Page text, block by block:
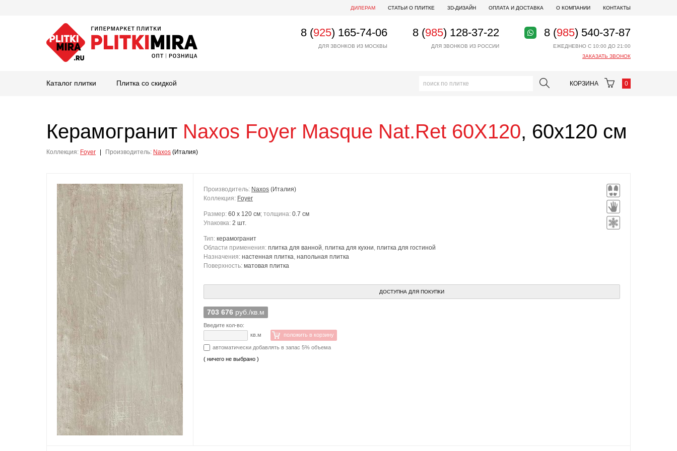
ДИЛЕРАМ СТАТЬИ О ПЛИТКЕ 3D-ДИЗАЙН ОПЛАТА И ДОСТАВКА О КОМПАНИИ КОНТАКТЫ
8 (925) 165-74-06
ДЛЯ ЗВОНКОВ ИЗ МОСКВЫ
8 (985) 128-37-22
ДЛЯ ЗВОНКОВ ИЗ РОССИИ
8 (985) 540-37-87
ЕЖЕДНЕВНО С 10:00 ДО 21:00
ЗАКАЗАТЬ ЗВОНОК
Каталог плитки Плитка со скидкой КОРЗИНА 0
Керамогранит Naxos Foyer Masque Nat.Ret 60X120, 60x120 см
Коллекция: Foyer Производитель: Naxos (Италия)
Производитель: Naxos (Италия)
Коллекция: Foyer
Размер: 60 x 120 см; толщина: 0.7 см
Упаковка: 2 шт.
Тип: керамогранит
Области применения: плитка для ванной, плитка для кухни, плитка для гостиной
Назначения: настенная плитка, напольная плитка
Поверхность: матовая плитка
ДОСТУПНА ДЛЯ ПОКУПКИ
703 676 руб./кв.м
Введите кол-во:
кв.м
положить в корзину
автоматически добавлять в запас 5% объема
( ничего не выбрано )